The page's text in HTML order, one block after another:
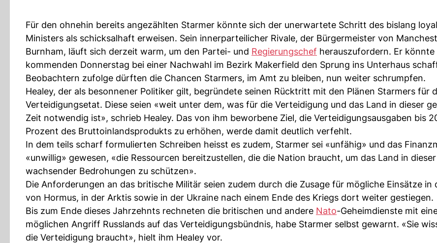
Für den ohnehin bereits angezählten Starmer könnte sich der unerwartete Schritt des bislang
Ministers als schicksalhaft erweisen. Sein innerparteilicher Rivale, der Bürgermeister von
Burnham, läuft sich derzeit warm, um den Partei- und Regierungschef herauszufordern. Er könnte
kommenden Donnerstag bei einer Nachwahl im Bezirk Makerfield den Sprung ins Unterhaus
Beobachtern zufolge dürften die Chancen Starmers, im Amt zu bleiben, nun weiter schrumpfen.
Healey, der als besonnener Politiker gilt, begründete seinen Rücktritt mit den Plänen Starmers für
Verteidigungsetat. Diese seien «weit unter dem, was für die Verteidigung und das Land in dieser
Zeit notwendig ist», schrieb Healey. Das von ihm beworbene Ziel, die Verteidigungsausgaben bis
Prozent des Bruttoinlandsprodukts zu erhöhen, werde damit deutlich verfehlt.
In dem teils scharf formulierten Schreiben heisst es zudem, Starmer sei «unfähig» und das
«unwillig» gewesen, «die Ressourcen bereitzustellen, die die Nation braucht, um das Land in
wachsender Bedrohungen zu schützen».
Die Anforderungen an das britische Militär seien zudem durch die Zusage für mögliche Einsätze in
von Hormus, in der Arktis sowie in der Ukraine nach einem Ende des Kriegs dort weiter gestiegen.
Bis zum Ende dieses Jahrzehnts rechneten die britischen und andere Nato-Geheimdienste mit
möglichen Angriff Russlands auf das Verteidigungsbündnis, habe Starmer selbst gewarnt. «Sie
die Verteidigung braucht», hielt ihm Healey vor.